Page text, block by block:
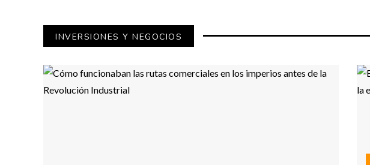
INVERSIONES Y NEGOCIOS